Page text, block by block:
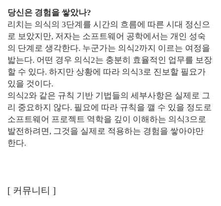
당신은 경험을 쌓았나?
리치는 의식의 3단계를 시간의 흐름에 따른 시대 정신으
로 보았지만, 저자는 소프트웨어 공학에서는 개인 성숙
의 단계로 생각한다. 누군가는 의식2까지 이르는 여정을
밟는다. 어떤 경우 의식2는 충분히 효율적인 업무를 보장
할 수 있다. 하지만 상황에 따라 의식3로 진보할 필요가
있을 것이다.
의식2와 같은 규칙 기반 기법들의 세부사항은 실제로 그
리 중요하지 않다. 필요에 따라 규칙을 깰 수 있을 정도로
소프트웨어 프로젝트 역학을 깊이 이해하는 의식3으로
발전하려면, 그것을 실제로 적용하는 경험을 쌓아야만
한다.
[ 커뮤니티 ]